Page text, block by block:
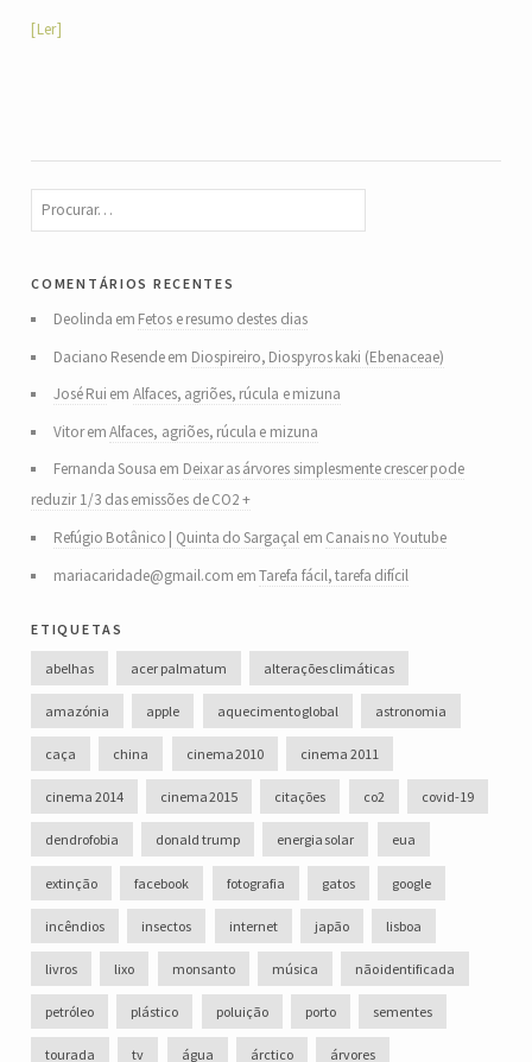
Ler
comentários recentes
Deolinda em Fetos e resumo destes dias
Daciano Resendeem Diospireiro, Diospyros kaki (Ebenaceae)
José Rui em Alfaces, agriões, rúcula e mizuna
VitoremAlfaces, agriões, rúcula e mizuna
Fernanda Sousa em Deixar as árvores simplesmente crescer pode
reduzir 1/3 das emissões de CO2 +
Refúgio Botânico | Quinta do Sargaçal em Canais no Youtube
mariacaridade@gmail.com emTarefa fácil, tarefa difícil
etiquetas
abelhas acer palmatum alterações climáticas
amazónia apple aquecimento global astronomia
caça china cinema 2010 cinema 2011
cinema 2014 cinema 2015 citações co2 covid-19
dendrofobia donald trump energia solar eua
extinção facebook fotografia gatos google
incêndios insectos internet japão lisboa
livros lixo monsanto música não identificada
petróleo plástico poluição porto sementes
tourada tv água árctico árvores